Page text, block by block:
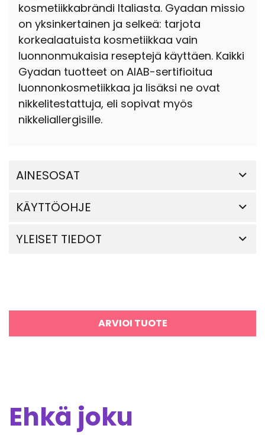
kosmetiikkabrändi Italiasta. Gyadan missio
on yksinkertainen ja selkeä: tarjota
korkealaatuista kosmetiikkaa vain
luonnonmukaisia reseptejä käyttäen. Kaikki
Gyadan tuotteet on AIAB-sertifioitua
luonnonkosmetiikkaa ja lisäksi ne ovat
nikkelitestattuja, eli sopivat myös
nikkeliallergisille.
AINESOSAT
KÄYTTÖOHJE
YLEISET TIEDOT
ARVIOI TUOTE
Ehkä joku